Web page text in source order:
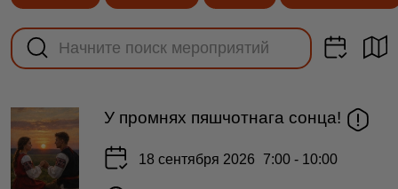
У промнях пяшчотнага сонца!
18 сентября 2026 7:00 - 10:00